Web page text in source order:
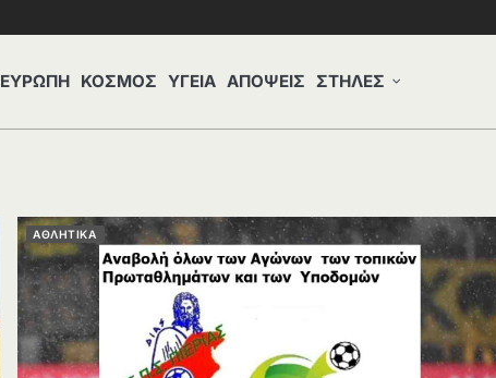
ΕΥΡΩΠΗ ΚΟΣΜΟΣ ΥΓΕΙΑ ΑΠΟΨΕΙΣ ΣΤΗΛΕΣ
ΑΘΛΗΤΙΚΑ